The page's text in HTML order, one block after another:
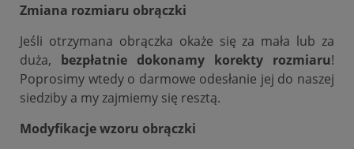
Zmiana rozmiaru obrączki
Jeśli otrzymana obrączka okaże się za mała lub za
duża, bezpłatnie dokonamy korekty rozmiaru!
Poprosimy wtedy o darmowe odesłanie jej do naszej
siedziby a my zajmiemy się resztą.
Modyfikacje wzoru obrączki